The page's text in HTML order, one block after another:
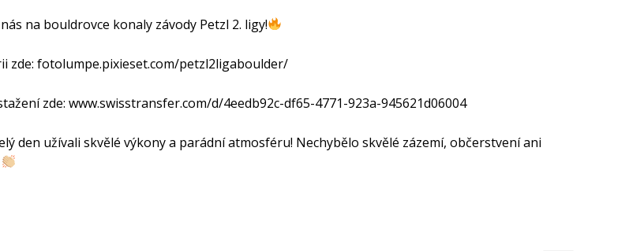
na bouldrovce konaly závody Petzl 2. ligy!
zde: fotolumpe.pixieset.com/petzl2ligaboulder/
zde: www.swisstransfer.com/d/4eedb92c-df65-4771-923a-945621d06004
den užívali skvělé výkony a parádní atmosféru! Nechybělo skvělé zázemí, občerstvení ani